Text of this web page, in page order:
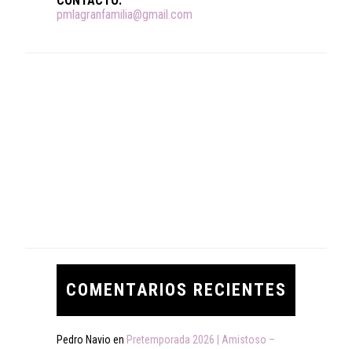
pmlagranfamilia@gmail.com
COMENTARIOS RECIENTES
Pedro Navio en Pretemporada 2026 | Amistoso –